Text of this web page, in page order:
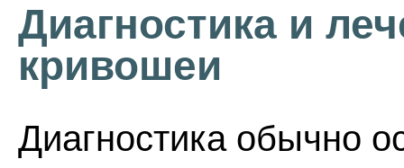
Диагностика и
кривошеи
Диагностика обычно